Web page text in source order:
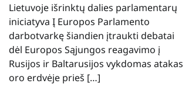
Lietuvoje išrinktų dalies parlamentarų
iniciatyva Į Europos Parlamento
darbotvarkę šiandien įtraukti debatai
dėl Europos Sąjungos reagavimo į
Rusijos ir Baltarusijos vykdomas atakas
oro erdvėje prieš […]